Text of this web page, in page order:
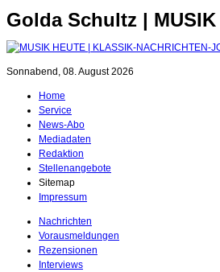
Golda Schultz | MUSIK
Sonnabend, 08. August 2026
Home
Service
News-Abo
Mediadaten
Redaktion
Stellenangebote
Sitemap
Impressum
Nachrichten
Vorausmeldungen
Rezensionen
Interviews